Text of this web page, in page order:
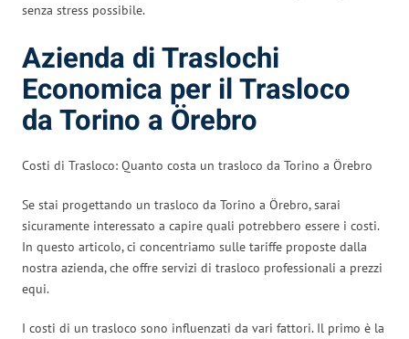
senza stress possibile.
Azienda di Traslochi
Economica per il Trasloco
da Torino a Örebro
Costi di Trasloco: Quanto costa un trasloco da Torino a Örebro
Se stai progettando un trasloco da Torino a Örebro, sarai
sicuramente interessato a capire quali potrebbero essere i costi.
In questo articolo, ci concentriamo sulle tariffe proposte dalla
nostra azienda, che offre servizi di trasloco professionali a prezzi
equi.
I costi di un trasloco sono influenzati da vari fattori. Il primo è la